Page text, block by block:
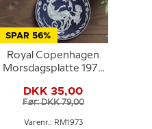
SPAR 56%
Royal Copenhagen
Morsdagsplatte 1973
DKK 35,00
Før: DKK 79,00
Varenr.: RM1973